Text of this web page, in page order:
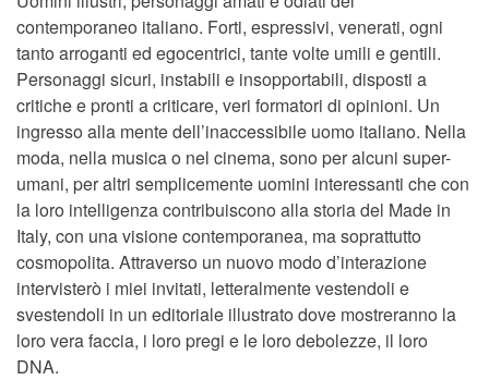
contemporaneo italiano. Forti, espressivi, venerati, ogni
tanto arroganti ed egocentrici, tante volte umili e gentili.
Personaggi sicuri, instabili e insopportabili, disposti a
critiche e pronti a criticare, veri formatori di opinioni. Un
ingresso alla mente dell’inaccessibile uomo italiano. Nella
moda, nella musica o nel cinema, sono per alcuni super-
umani, per altri semplicemente uomini interessanti che con
la loro intelligenza contribuiscono alla storia del Made in
Italy, con una visione contemporanea, ma soprattutto
cosmopolita. Attraverso un nuovo modo d’interazione
intervisterò i miei invitati, letteralmente vestendoli e
svestendoli in un editoriale illustrato dove mostreranno la
loro vera faccia, i loro pregi e le loro debolezze, il loro
DNA.